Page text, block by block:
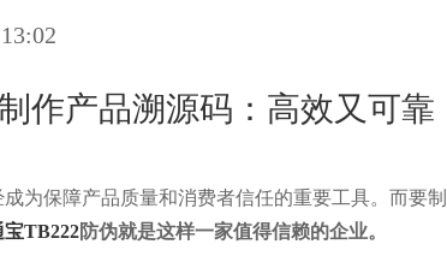
作产品溯源码：高效又可靠
为保障产品质量和消费者信任的重要工具。而要
宝TB222防伪就是这样一家值得信赖的企业。